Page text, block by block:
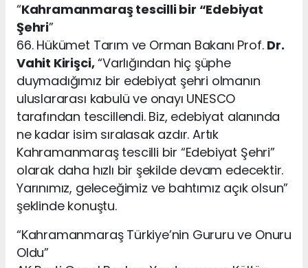
“Kahramanmaraş tescilli bir “Edebiyat
Şehri”
66. Hükümet Tarım ve Orman Bakanı Prof. Dr.
Vahit Kirişci,“Varlığından hiç şüphe
duymadığımız bir edebiyat şehri olmanın
uluslararası kabulü ve onayı UNESCO
tarafından tescillendi. Biz, edebiyat alanında
ne kadar isim sıralasak azdır. Artık
Kahramanmaraş tescilli bir “Edebiyat Şehri”
olarak daha hızlı bir şekilde devam edecektir.
Yarınımız, geleceğimiz ve bahtımız açık olsun”
şeklinde konuştu.
“Kahramanmaraş Türkiye’nin Gururu ve Onuru
Oldu”